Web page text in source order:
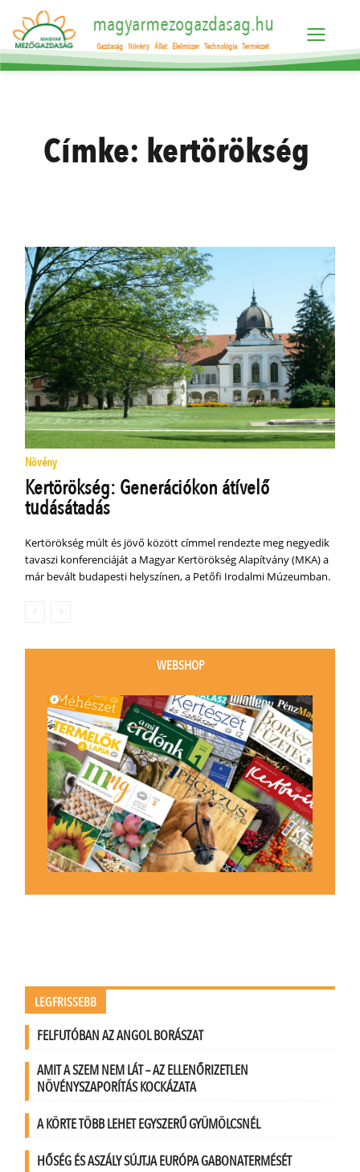
magyarmezogazdasag.hu
Gazdaság Növény Állat Élelmiszer Technológia Természet
Címke: kertörökség
Növény
Kertörökség: Generációkon átívelő
tudásátadás
Kertörökség múlt és jövő között címmel rendezte meg negyedik
tavaszi konferenciáját a Magyar Kertörökség Alapítvány (MKA) a
már bevált budapesti helyszínen, a Petőfi Irodalmi Múzeumban.
WEBSHOP
LEGFRISSEBB
FELFUTÓBAN AZ ANGOL BORÁSZAT
AMIT A SZEM NEM LÁT – AZ ELLENŐRIZETLEN
NÖVÉNYSZAPORÍTÁS KOCKÁZATA
A KÖRTE TÖBB LEHET EGYSZERŰ GYÜMÖLCSNÉL
HŐSÉG ÉS ASZÁLY SÚJTJA EURÓPA GABONATERMÉSÉT